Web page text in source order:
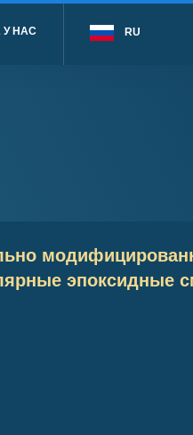
RU
У НАС
эпоксидные